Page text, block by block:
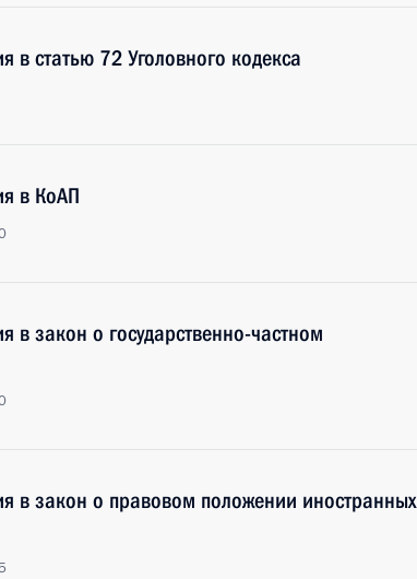
в статью 72 Уголовного кодекса
в КоАП
в закон о государственно-частном
в закон о правовом положении иностранных